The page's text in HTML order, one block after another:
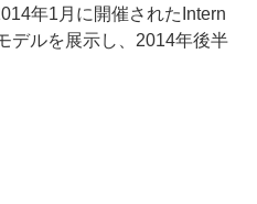
年1月に開催されたIntern
デルを展示し、2014年後半